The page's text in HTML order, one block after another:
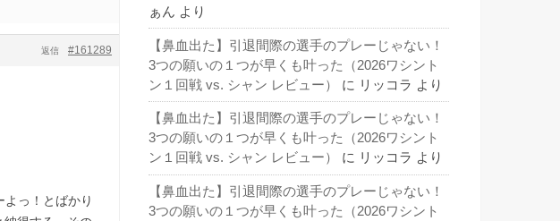
#161289
返信
っ！とばかり
ぁん より
【鼻血出た】引退間際の選手のプレーじゃない！
3つの願いの１つが早くも叶った（2026ワシント
ン１回戦 vs. シャン レビュー）
に リッコラ より
【鼻血出た】引退間際の選手のプレーじゃない！
3つの願いの１つが早くも叶った（2026ワシント
ン１回戦 vs. シャン レビュー）
に リッコラ より
【鼻血出た】引退間際の選手のプレーじゃない！
3つの願いの１つが早くも叶った（2026ワシント